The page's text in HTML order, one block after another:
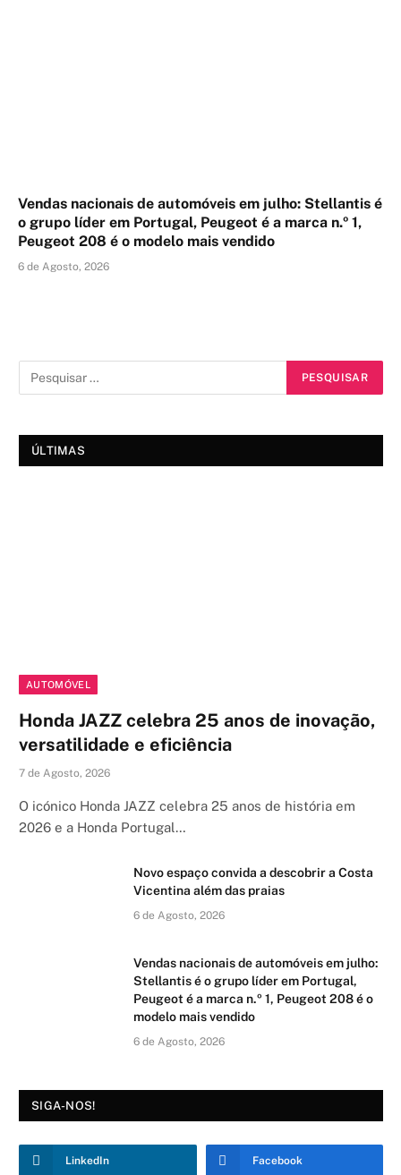
Vendas nacionais de automóveis em julho: Stellantis é
o grupo líder em Portugal, Peugeot é a marca n.º 1,
Peugeot 208 é o modelo mais vendido
6 de Agosto, 2026
ÚLTIMAS
AUTOMÓVEL
Honda JAZZ celebra 25 anos de inovação,
versatilidade e eficiência
7 de Agosto, 2026
O icónico Honda JAZZ celebra 25 anos de história em
2026 e a Honda Portugal…
Novo espaço convida a descobrir a Costa
Vicentina além das praias
6 de Agosto, 2026
Vendas nacionais de automóveis em julho:
Stellantis é o grupo líder em Portugal,
Peugeot é a marca n.º 1, Peugeot 208 é o
modelo mais vendido
6 de Agosto, 2026
SIGA-NOS!
LinkedIn Facebook